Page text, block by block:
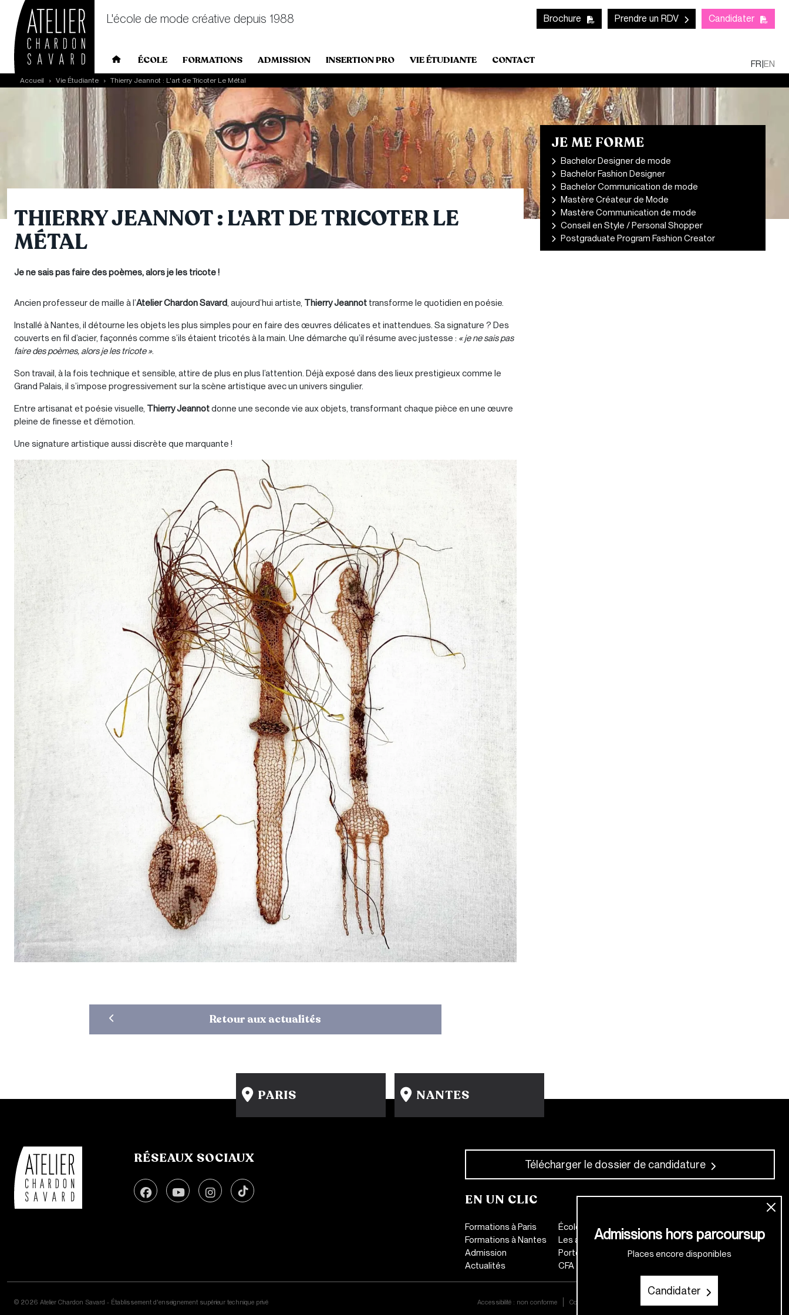
Skip to main content
L'école de mode créative depuis 1988 CTA links - Header
Brochure Prendre un RDV Candidater
Main navigation
ÉCOLE FORMATIONS ADMISSION INSERTION PRO VIE ÉTUDIANTE CONTACT FR|EN
Accueil Vie Étudiante Thierry Jeannot : L'art de Tricoter Le Métal
JE ME FORME
Bachelor Designer de mode
Bachelor Fashion Designer
Bachelor Communication de mode
Mastère Créateur de Mode
Mastère Communication de mode
Conseil en Style / Personal Shopper
Postgraduate Program Fashion Creator
THIERRY JEANNOT : L'ART DE TRICOTER LE
MÉTAL
Je ne sais pas faire des poèmes, alors je les tricote !
Ancien professeur de maille à l’Atelier Chardon Savard, aujourd’hui artiste, Thierry Jeannot transforme le quotidien en poésie.
Installé à Nantes, il détourne les objets les plus simples pour en faire des œuvres délicates et inattendues. Sa signature ? Des
couverts en fil d’acier, façonnés comme s’ils étaient tricotés à la main. Une démarche qu’il résume avec justesse : « je ne sais pas
faire des poèmes, alors je les tricote ».
Son travail, à la fois technique et sensible, attire de plus en plus l’attention. Déjà exposé dans des lieux prestigieux comme le
Grand Palais, il s’impose progressivement sur la scène artistique avec un univers singulier.
Entre artisanat et poésie visuelle, Thierry Jeannotdonne une seconde vie aux objets, transformant chaque pièce en une œuvre
pleine de finesse et d’émotion.
Une signature artistique aussi discrète que marquante !
Retour aux actualités
Admissions hors parcoursup
Places encore disponibles
Candidater
PARIS
15 rue Gambey - 75011
NANTES
31-33 rue Saint Léonard
RÉSEAUX SOCIAUX Télécharger le dossier de candidature
EN UN CLIC
Formations à Paris
Formations à Nantes
Admission
Actualités
École de mode
Les anciens
Portes Ouvertes
CFA
CONTACT
Accessibilité : non conforme Contact
© 2026 Atelier Chardon Savard - Établissement d'enseignement supérieur technique privé